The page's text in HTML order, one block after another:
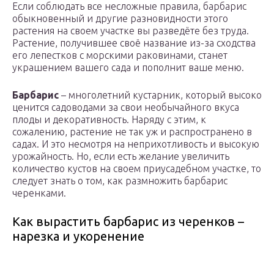
Если соблюдать все несложные правила, барбарис
обыкновенный и другие разновидности этого
растения на своем участке вы разведёте без труда.
Растение, получившее своё название из-за сходства
его лепестков с морскими раковинами, станет
украшением вашего сада и пополнит ваше меню.
Барбарис – многолетний кустарник, который высоко
ценится садоводами за свои необычайного вкуса
плоды и декоративность. Наряду с этим, к
сожалению, растение не так уж и распространено в
садах. И это несмотря на неприхотливость и высокую
урожайность. Но, если есть желание увеличить
количество кустов на своем приусадебном участке, то
следует знать о том, как размножить барбарис
черенками.
Как вырастить барбарис из черенков –
нарезка и укоренение